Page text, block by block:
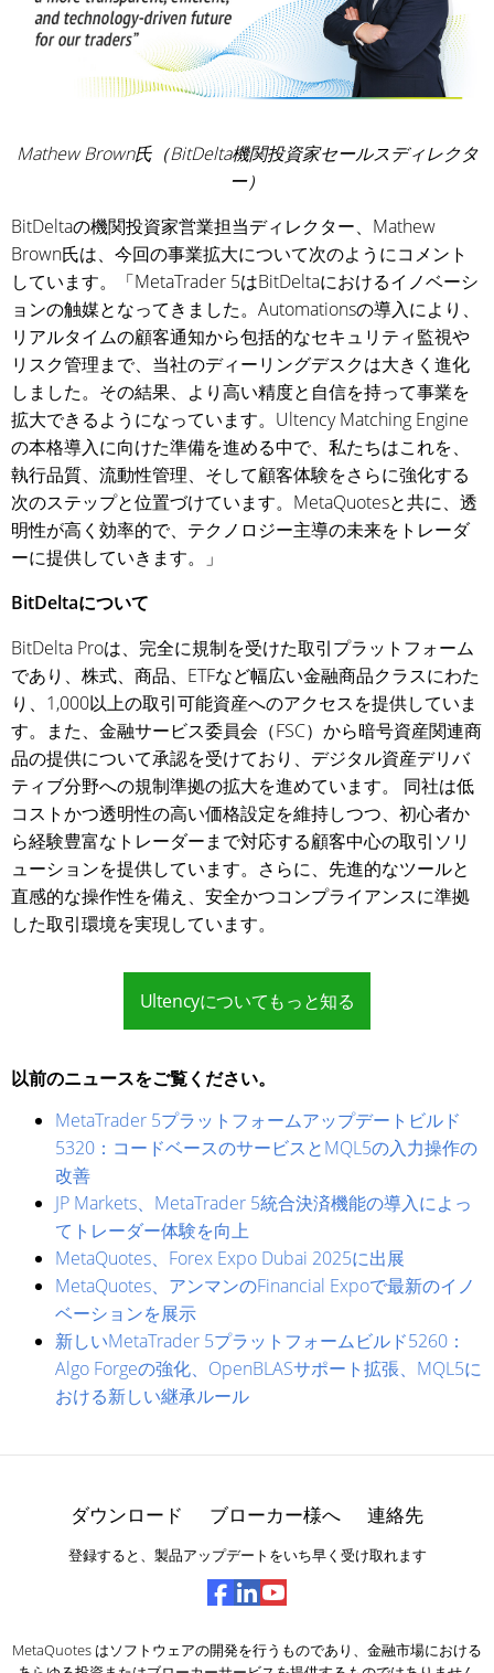
Mathew Brown氏（BitDelta機関投資家セールスディレクタ
ー）
BitDeltaの機関投資家営業担当ディレクター、Mathew
Brown氏は、今回の事業拡大について次のようにコメント
しています。「MetaTrader 5はBitDeltaにおけるイノベーシ
ョンの触媒となってきました。Automationsの導入により、
リアルタイムの顧客通知から包括的なセキュリティ監視や
リスク管理まで、当社のディーリングデスクは大きく進化
しました。その結果、より高い精度と自信を持って事業を
拡大できるようになっています。Ultency Matching Engine
の本格導入に向けた準備を進める中で、私たちはこれを、
執行品質、流動性管理、そして顧客体験をさらに強化する
次のステップと位置づけています。MetaQuotesと共に、透
明性が高く効率的で、テクノロジー主導の未来をトレーダ
ーに提供していきます。」
BitDeltaについて
BitDelta Proは、完全に規制を受けた取引プラットフォーム
であり、株式、商品、ETFなど幅広い金融商品クラスにわた
り、1,000以上の取引可能資産へのアクセスを提供していま
す。また、金融サービス委員会（FSC）から暗号資産関連商
品の提供について承認を受けており、デジタル資産デリバ
ティブ分野への規制準拠の拡大を進めています。 同社は低
コストかつ透明性の高い価格設定を維持しつつ、初心者か
ら経験豊富なトレーダーまで対応する顧客中心の取引ソリ
ューションを提供しています。さらに、先進的なツールと
直感的な操作性を備え、安全かつコンプライアンスに準拠
した取引環境を実現しています。
Ultencyについてもっと知る
以前のニュースをご覧ください。
MetaTrader 5プラットフォームアップデートビルド
5320：コードベースのサービスとMQL5の入力操作の
改善
JP Markets、MetaTrader 5統合決済機能の導入によっ
てトレーダー体験を向上
MetaQuotes、Forex Expo Dubai 2025に出展
MetaQuotes、アンマンのFinancial Expoで最新のイノ
ベーションを展示
新しいMetaTrader 5プラットフォームビルド5260：
Algo Forgeの強化、OpenBLASサポート拡張、MQL5に
おける新しい継承ルール
ダウンロード ブローカー様へ 連絡先
登録すると、製品アップデートをいち早く受け取れます
MetaQuotes はソフトウェアの開発を行うものであり、金融市場における